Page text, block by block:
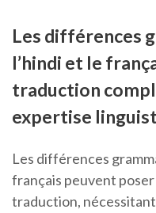
Les différences
l’hindi et le
traduction
expertise
Les différences
français peuvent
traduction,